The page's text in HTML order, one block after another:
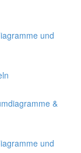
und
&
und